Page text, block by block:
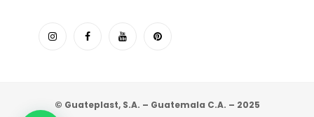
© Guateplast, S.A. – Guatemala C.A. – 2025